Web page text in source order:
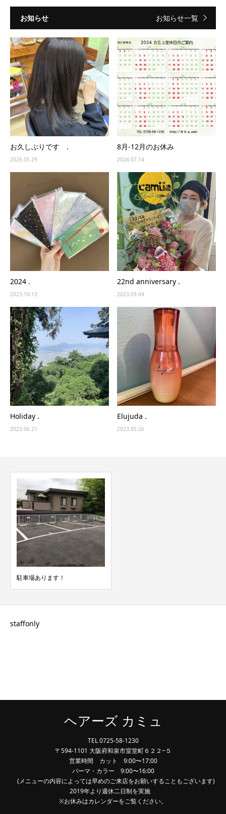
お知らせ お知らせ一覧
お久しぶりです .
2026.05.29
8月-12月のお休み
2024.07.14
2024 .
2023.10.13
22nd anniversary .
2023.09.04
Holiday .
2023.06.21
Elujuda .
2023.05.26
駐車場あります！
staffonly
ヘアーズ カミュ
TEL 0725-58-1230
〒594-1101 大阪府和泉市室堂町６２２−５
営業時間 カット 9:00〜17:00
パーマ・カラー 9:00〜16:00
(メニューの内容によっては早めのご来店をお願いすることもございます)
2019年より週休二日制を実施
※お休みはカレンダーをご覧ください。